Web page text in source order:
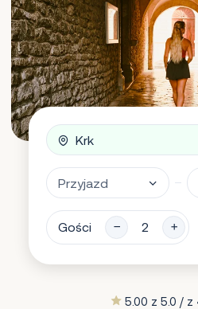
Gości
5.00 z 5.0 / z